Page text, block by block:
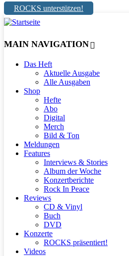
ROCKS unterstützen!
MAIN NAVIGATION
Das Heft
Aktuelle Ausgabe
Alle Ausgaben
Shop
Hefte
Abo
Digital
Merch
Bild & Ton
Meldungen
Features
Interviews & Stories
Album der Woche
Konzertberichte
Rock In Peace
Reviews
CD & Vinyl
Buch
DVD
Konzerte
ROCKS präsentiert!
Videos